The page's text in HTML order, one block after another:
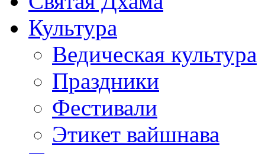
Культура
Ведическая культура
Праздники
Фестивали
Этикет вайшнава